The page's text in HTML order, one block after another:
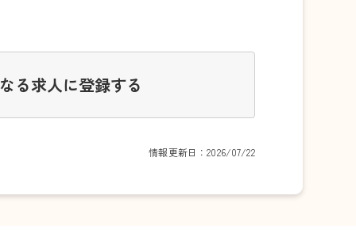
る求人に登録する
情報更新日：2026/07/22